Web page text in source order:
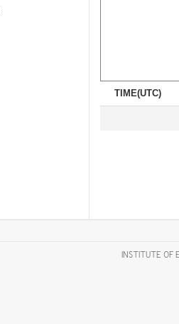
TIME(UTC)
INSTITUTE OF